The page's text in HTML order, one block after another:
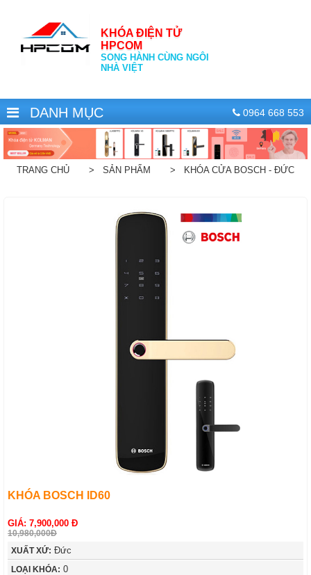
KHÓA ĐIỆN TỬ
HPCOM
SONG HÀNH CÙNG NGÔI
NHÀ VIỆT
DANH MỤC 0964 668 553
TRANG CHỦ > SẢN PHẨM > KHÓA CỬA BOSCH - ĐỨC
KHÓA BOSCH ID60
GIÁ: 7,900,000 Đ
10,980,000Đ
XUẤT XỨ: Đức
LOẠI KHÓA: 0